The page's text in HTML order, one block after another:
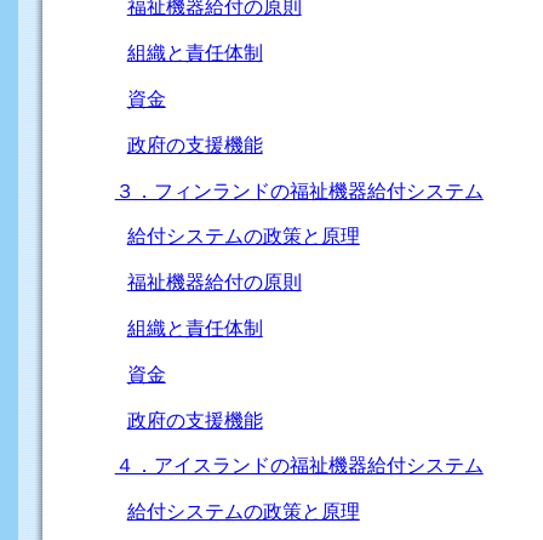
福祉機器給付の原則
組織と責任体制
資金
政府の支援機能
３．フィンランドの福祉機器給付システム
給付システムの政策と原理
福祉機器給付の原則
組織と責任体制
資金
政府の支援機能
４．アイスランドの福祉機器給付システム
給付システムの政策と原理